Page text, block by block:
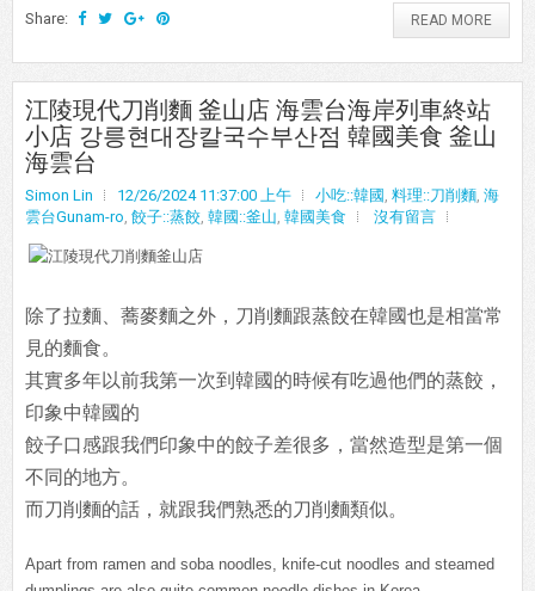
Share: READ MORE
江陵現代刀削麵 釜山店 海雲台海岸列車終站
小店 강릉현대장칼국수부산점 韓國美食 釜山
海雲台
Simon Lin 12/26/2024 11:37:00 上午 小吃::韓國 , 料理::刀削麵, 海
雲台Gunam-ro, 餃子::蒸餃, 韓國::釜山, 韓國美食 沒有留言
除了拉麵、蕎麥麵之外，刀削麵跟蒸餃在韓國也是相當常
見的麵食。
其實多年以前我第一次到韓國的時候有吃過他們的蒸餃，
印象中韓國的
餃子口感跟我們印象中的餃子差很多，當然造型是第一個
不同的地方。
而刀削麵的話，就跟我們熟悉的刀削麵類似。
Apart from ramen and soba noodles, knife-cut noodles and steamed